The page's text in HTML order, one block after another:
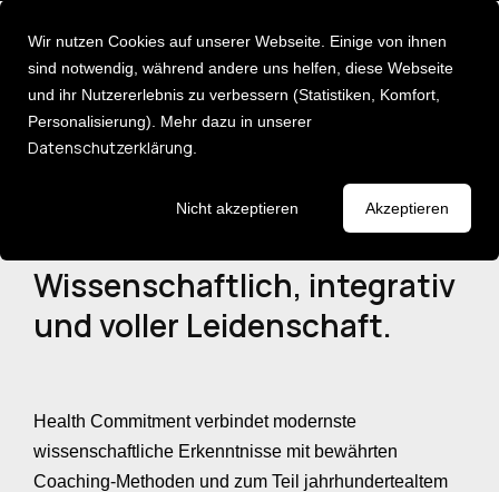
► HR KPIs messen &
managen.
► Mitarbeiter binden.
Moderne
Entdecken Sie unsere
Expertise:
- PEOPLE ANALYTICS
- HEALTH MANAGEMENT
Events
Newsletter
Deutsch [DE]
English [EN]
Wissenschaftlich, integrativ
und voller Leidenschaft.
Health Commitment verbindet modernste
wissenschaftliche Erkenntnisse mit bewährten
Coaching-Methoden und zum Teil jahrhundertealtem
Wir nutzen Cookies auf unserer Webseite. Einige von ihnen
sind notwendig, während andere uns helfen, diese Webseite
und ihr Nutzererlebnis zu verbessern (Statistiken, Komfort,
Personalisierung). Mehr dazu in unserer
Datenschutzerklärung
Nicht akzeptieren Akzeptieren